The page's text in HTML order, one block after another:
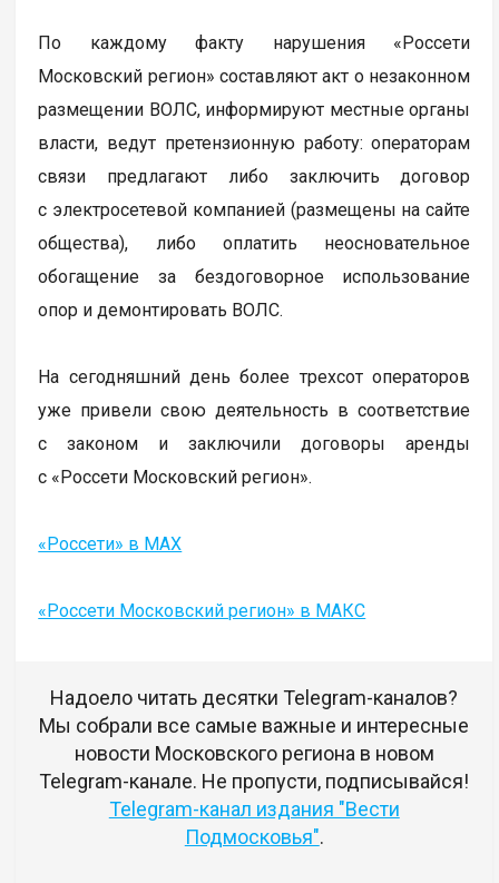
По каждому факту нарушения «Россети
Московский регион» составляют акт о незаконном
размещении ВОЛС, информируют местные органы
власти, ведут претензионную работу: операторам
связи предлагают либо заключить договор
с электросетевой компанией (размещены на сайте
общества), либо оплатить неосновательное
обогащение за бездоговорное использование
опор и демонтировать ВОЛС.
На сегодняшний день более трехсот операторов
уже привели свою деятельность в соответствие
с законом и заключили договоры аренды
с «Россети Московский регион».
«Россети» в MAX
«Россети Московский регион» в МАКС
Надоело читать десятки Telegram-каналов?
Мы собрали все самые важные и интересные
новости Московского региона в новом
Telegram-канале. Не пропусти, подписывайся!
Telegram-канал издания "Вести
Подмосковья".